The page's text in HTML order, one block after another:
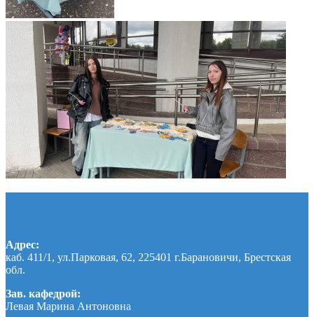
Адрес:
каб. 411/1, ул.Парковая, 62, 225401 г.Барановичи, Брестская
обл.
Зав. кафедрой:
Левая Марина Антоновна